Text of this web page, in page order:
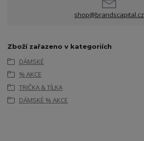
shop@brandscapital.cz
Zboží zařazeno v kategoriích
DÁMSKÉ
% AKCE
TRIČKA & TÍLKA
DÁMSKÉ % AKCE